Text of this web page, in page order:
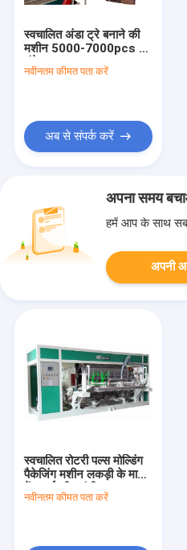
स्वचालित अंडा ट्रे बनाने की
मशीन 5000-7000pcs /
नवीनतम कीमत पता करें
अब से संपर्क करें
अपना समय
हमें आप के साथ
अपनी
स्वचालित रोटरी पल्स मोल्डिंग
पैकेजिंग मशीन लकड़ी के मामले
नवीनतम कीमत पता करें